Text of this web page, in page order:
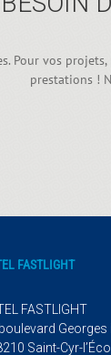
Pour vos
prestations !
FASTLIGHT
FASTLIGHT
Georges
Saint-Cyr-